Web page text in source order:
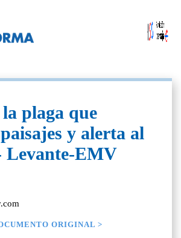
plaga que
y alerta al
Levante-EMV
ORIGINAL >